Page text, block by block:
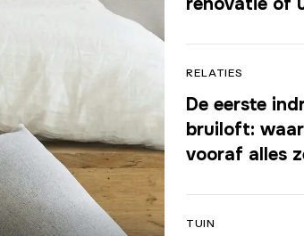
RELATIES
De eerste
bruiloft:
vooraf alles
TUIN